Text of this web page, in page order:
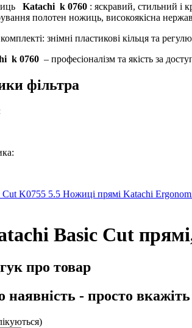
Katachi k 0760 : яскравий, стильний і
полотен ножиць, високоякісна
знімні пластикові кільця та
k 0760 – професіоналізм та якість за
фільтра
K0755 5.5 Ножиці прямі Katachi
Basic Cut
про товар
наявність - просто